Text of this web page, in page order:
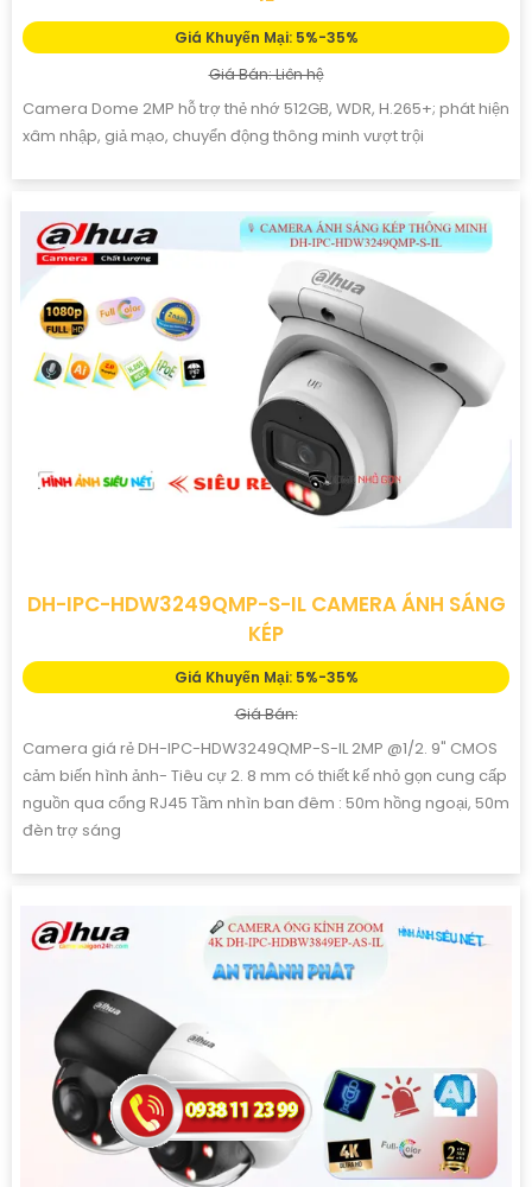
Giá Khuyến Mại: 5%-35%
Giá Bán: Liên hệ
Camera Dome 2MP hỗ trợ thẻ nhớ 512GB, WDR, H.265+; phát hiện
xâm nhập, giả mạo, chuyển động thông minh vượt trội
DH-IPC-HDW3249QMP-S-IL CAMERA ÁNH SÁNG
KÉP
Giá Khuyến Mại: 5%-35%
Giá Bán:
Camera giá rẻ DH-IPC-HDW3249QMP-S-IL 2MP @1/2. 9" CMOS
cảm biến hình ảnh- Tiêu cự 2. 8 mm có thiết kế nhỏ gọn cung cấp
nguồn qua cổng RJ45 Tầm nhìn ban đêm : 50m hồng ngoại, 50m
đèn trợ sáng